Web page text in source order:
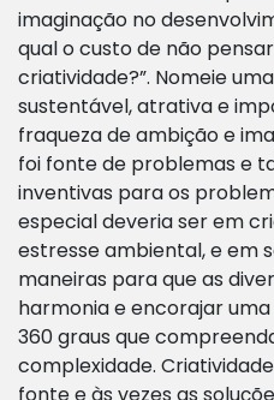
imaginação no
qual o custo de não
criatividade?”. Nomeie
sustentável, atrativa e
fraqueza de ambição e
foi fonte de problemas e
inventivas para os
especial deveria ser em
estresse ambiental, e em
maneiras para que as
harmonia e encorajar
360 graus que
complexidade.